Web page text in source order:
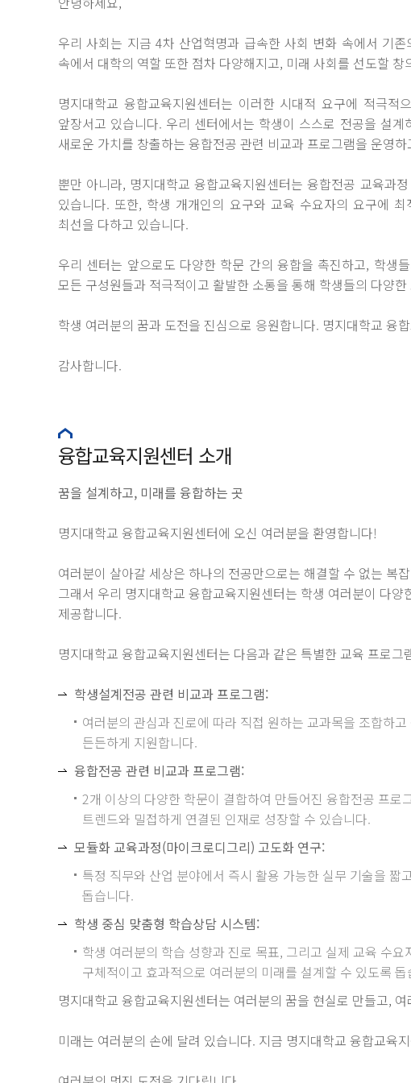
우리 사회는 지금 4차 산업혁명과 급속한 사회 변화 속에서 기
속에서 대학의 역할 또한 점차 다양해지고, 미래 사회를 선도할
명지대학교 융합교육지원센터는 이러한 시대적 요구에 적극
앞장서고 있습니다. 우리 센터에서는 학생이 스스로 전공을 설
새로운 가치를 창출하는 융합전공 관련 비교과 프로그램을 운영
뿐만 아니라, 명지대학교 융합교육지원센터는 융합전공 교육과
있습니다. 또한, 학생 개개인의 요구와 교육 수요자의 요구에
최선을 다하고 있습니다.
우리 센터는 앞으로도 다양한 학문 간의 융합을 촉진하고, 학생
모든 구성원들과 적극적이고 활발한 소통을 통해 학생들의 다양
학생 여러분의 꿈과 도전을 진심으로 응원합니다. 명지대학교 융
감사합니다.
융합교육지원센터 소개
꿈을 설계하고, 미래를 융합하는 곳
명지대학교 융합교육지원센터에 오신 여러분을 환영합니다!
여러분이 살아갈 세상은 하나의 전공만으로는 해결할 수 없는 복
그래서 우리 명지대학교 융합교육지원센터는 학생 여러분이 다
제공합니다.
명지대학교 융합교육지원센터는 다음과 같은 특별한 교육 프로그
학생설계전공 관련 비교과 프로그램:
여러분의 관심과 진로에 따라 직접 원하는 교과목을 조합하
든든하게 지원합니다.
융합전공 관련 비교과 프로그램:
2개 이상의 다양한 학문이 결합하여 만들어진 융합전공 프
트렌드와 밀접하게 연결된 인재로 성장할 수 있습니다.
모듈화 교육과정(마이크로디그리) 고도화 연구:
특정 직무와 산업 분야에서 즉시 활용 가능한 실무 기술을
돕습니다.
학생 중심 맞춤형 학습상담 시스템:
학생 여러분의 학습 성향과 진로 목표, 그리고 실제 교육 수
구체적이고 효과적으로 여러분의 미래를 설계할 수 있도록 돕
명지대학교 융합교육지원센터는 여러분의 꿈을 현실로 만들고,
미래는 여러분의 손에 달려 있습니다. 지금 명지대학교 융합교육